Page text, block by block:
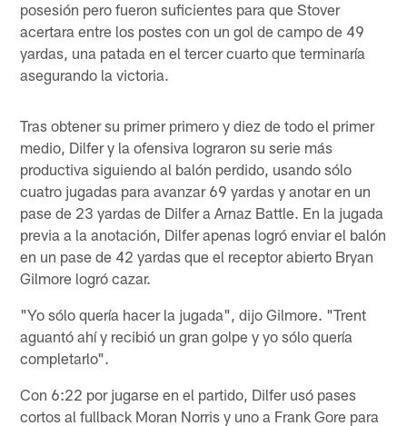
posesión pero fueron suficientes para que Stover
acertara entre los postes con un gol de campo de 49
yardas, una patada en el tercer cuarto que terminaría
asegurando la victoria.
Tras obtener su primer primero y diez de todo el primer
medio, Dilfer y la ofensiva lograron su serie más
productiva siguiendo al balón perdido, usando sólo
cuatro jugadas para avanzar 69 yardas y anotar en un
pase de 23 yardas de Dilfer a Arnaz Battle. En la jugada
previa a la anotación, Dilfer apenas logró enviar el balón
en un pase de 42 yardas que el receptor abierto Bryan
Gilmore logró cazar.
"Yo sólo quería hacer la jugada", dijo Gilmore. "Trent
aguantó ahí y recibió un gran golpe y yo sólo quería
completarlo".
Con 6:22 por jugarse en el partido, Dilfer usó pases
cortos al fullback Moran Norris y uno a Frank Gore para